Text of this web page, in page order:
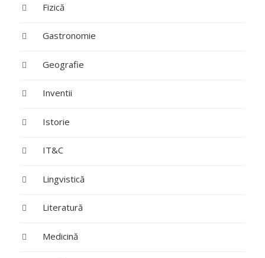
Fizică
Gastronomie
Geografie
Inventii
Istorie
IT&C
Lingvistică
Literatură
Medicină